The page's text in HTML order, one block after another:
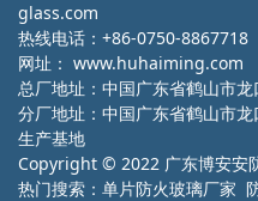
glass.com
热线电话：+86-0750-8867718
网址： www.huhaiming.com
总厂地址：中国广东省鹤山市
分厂地址：中国广东省鹤山市
生产基地
Copyright © 2022 广东博安安
热门搜索： 单片防火玻璃厂家